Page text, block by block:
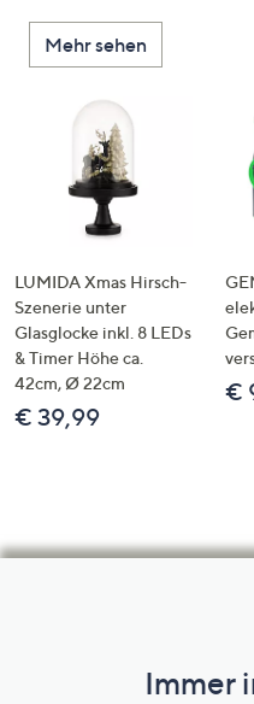
Mehr sehen
LUMIDA Xmas Hirsch-
Szenerie unter
Glasglocke inkl. 8 LEDs
& Timer Höhe ca.
42cm, Ø 22cm
€ 39,99
€
Immer